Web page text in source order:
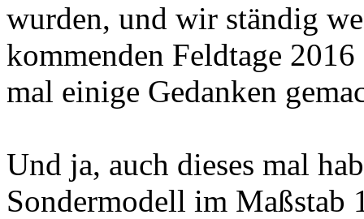
wurden, und wir ständig
kommenden Feldtage
mal einige Gedanken
Und ja, auch dieses mal
Sondermodell im Maßstab